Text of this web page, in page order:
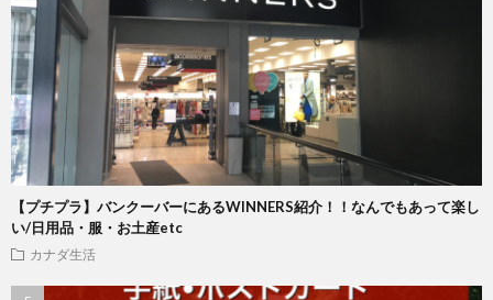
【プチプラ】バンクーバーにあるWINNERS紹介！！なんでもあって楽し
い/日用品・服・お土産etc
カナダ生活